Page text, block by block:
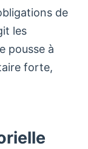
de
les
pousse à
forte,